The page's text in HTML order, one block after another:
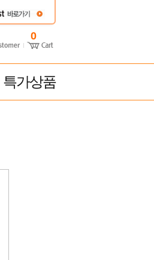
0
특가상품